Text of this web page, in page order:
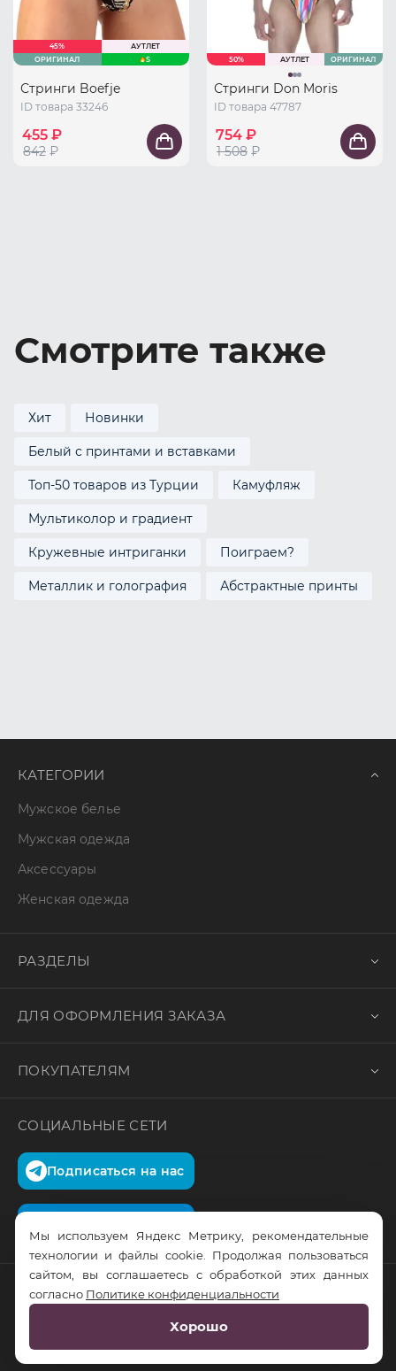
45%
АУТЛЕТ
ОРИГИНАЛ
S
Стринги Boefje
ID товара 33246
455 ₽
842 ₽
50% АУТЛЕТ ОРИГИНАЛ
Стринги Don Moris
ID товара 47787
754 ₽
1 508 ₽
Смотрите также
Хит Новинки
Белый с принтами и вставками
Топ-50 товаров из Турции Камуфляж
Мультиколор и градиент
Кружевные интриганки Поиграем?
Металлик и голография Абстрактные принты
КАТЕГОРИИ
Мужское белье
Мужская одежда
Аксессуары
Женская одежда
РАЗДЕЛЫ
ДЛЯ ОФОРМЛЕНИЯ ЗАКАЗА
ПОКУПАТЕЛЯМ
СОЦИАЛЬНЫЕ СЕТИ
Подписаться на нас
© RusTrus. 2011-2026. Все права защищены
RS Digital
Мы используем Яндекс Метрику, рекомендательные
технологии и файлы cookie. Продолжая пользоваться
сайтом, вы соглашаетесь с обработкой этих данных
согласно Политике конфиденциальности
Хорошо